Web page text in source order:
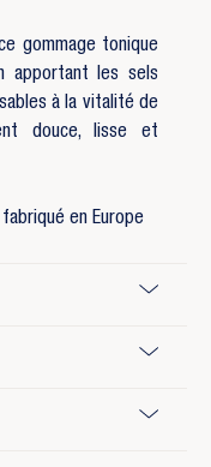
gommage tonique
apportant les sels
à la vitalité de
douce, lisse et
en Europe